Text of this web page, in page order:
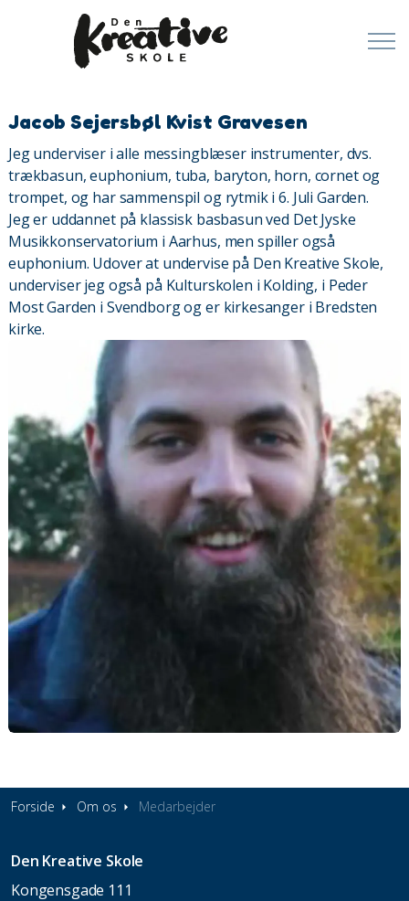
Jacob Sejersbøl Kvist Gravesen
Jeg underviser i alle messingblæser instrumenter, dvs.
trækbasun, euphonium, tuba, baryton, horn, cornet og
trompet, og har sammenspil og rytmik i 6. Juli Garden.
Jeg er uddannet på klassisk basbasun ved Det Jyske
Musikkonservatorium i Aarhus, men spiller også
euphonium. Udover at undervise på Den Kreative Skole,
underviser jeg også på Kulturskolen i Kolding, i Peder
Most Garden i Svendborg og er kirkesanger i Bredsten
kirke.
Forside Om os Medarbejder
Den Kreative Skole
Kongensgade 111